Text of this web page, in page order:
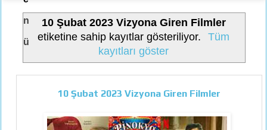
n
ü
10 Şubat 2023 Vizyona Giren Filmler
etiketine sahip kayıtlar gösteriliyor.
Tüm
kayıtları göster
10 Şubat 2023 Vizyona Giren Filmler